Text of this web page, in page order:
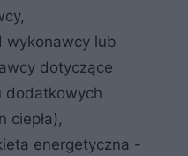
wykonawcy lub
dotyczące
dodatkowych
ciepła),
energetyczna -